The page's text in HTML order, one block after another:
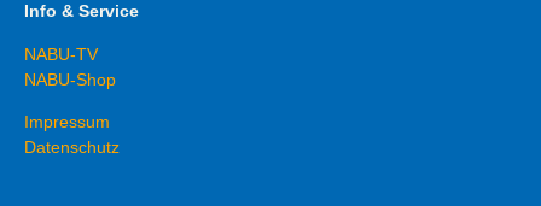
Info & Service
NABU-TV
NABU-Shop
Impressum
Datenschutz